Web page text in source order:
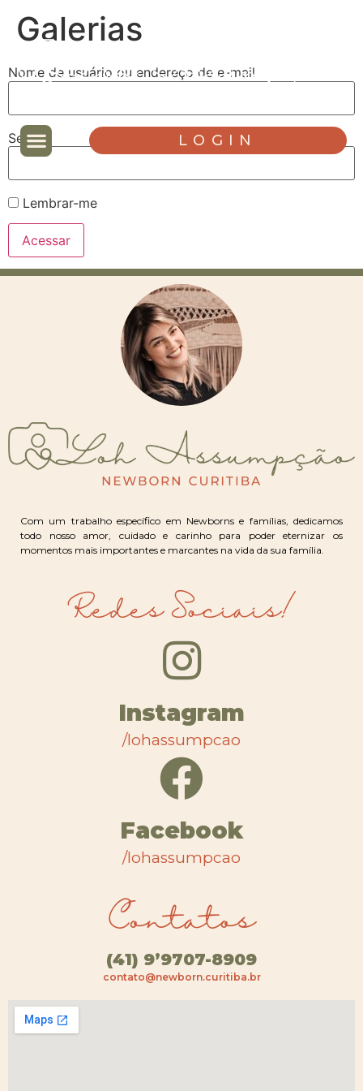
LOGIN
Galerias
Nome de usuário ou endereço de e-mail
Senha
Lembrar-me
Com um trabalho específico em Newborns e famílias, dedicamos
todo nosso amor, cuidado e carinho para poder eternizar os
momentos mais importantes e marcantes na vida da sua família.
Redes Sociais!
Instagram
/lohassumpcao
Facebook
/lohassumpcao
Contatos
(41) 9’9707-8909
contato@newborn.curitiba.br